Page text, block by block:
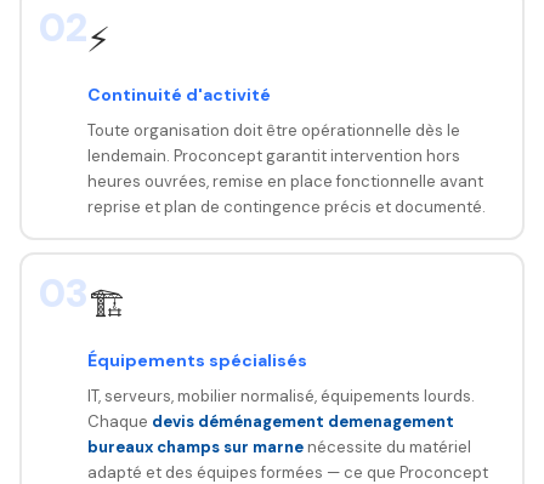
02⚡
Continuité d'activité
Toute organisation doit être opérationnelle dès le
lendemain. Proconcept garantit intervention hors
heures ouvrées, remise en place fonctionnelle avant
reprise et plan de contingence précis et documenté.
03🏗️
Équipements spécialisés
IT, serveurs, mobilier normalisé, équipements lourds.
Chaque devis déménagement demenagement
bureaux champs sur marnenécessite du matériel
adapté et des équipes formées — ce que Proconcept